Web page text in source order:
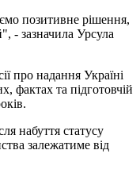
позитивне рішення,
- зазначила Урсула
про надання Україні
фактах та підготовчій
набуття статусу
залежатиме від